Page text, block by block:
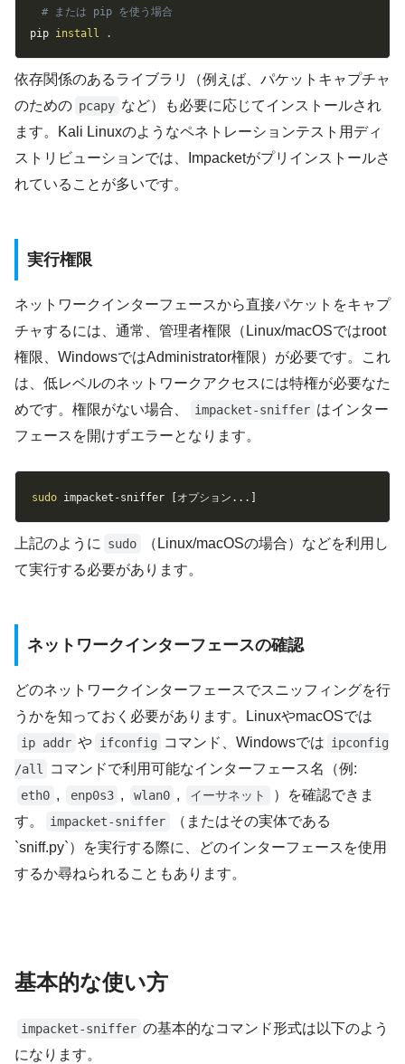
# または pip を使う場合
pip install .
依存関係のあるライブラリ（例えば、パケットキャプチャ
のための pcapy など）も必要に応じてインストールされ
ます。Kali Linuxのようなペネトレーションテスト用ディ
ストリビューションでは、Impacketがプリインストールさ
れていることが多いです。
実行権限
ネットワークインターフェースから直接パケットをキャプ
チャするには、通常、管理者権限（Linux/macOSではroot
権限、WindowsではAdministrator権限）が必要です。これ
は、低レベルのネットワークアクセスには特権が必要なた
めです。権限がない場合、
impacket-sniffer はインター
フェースを開けずエラーとなります。
sudo impacket-sniffer [オプション .. . ]
上記のように sudo
（Linux/macOSの場合）などを利用し
て実行する必要があります。
ネットワークインターフェースの確認
どのネットワークインターフェースでスニッフィングを行
うかを知っておく必要があります。LinuxやmacOSでは
ip addr や ifconfig コマンド、Windowsでは ipconfig
/all
コマンドで利用可能なインターフェース名（例:
eth0 , enp0s3 , wlan0 , イーサネット
）を確認できま
す。
impacket-sniffer
（またはその実体である
`sniff.py`）を実行する際に、どのインターフェースを使用
するか尋ねられることもあります。
基本的な使い方
impacket-sniffer の基本的なコマンド形式は以下のよう
になります。